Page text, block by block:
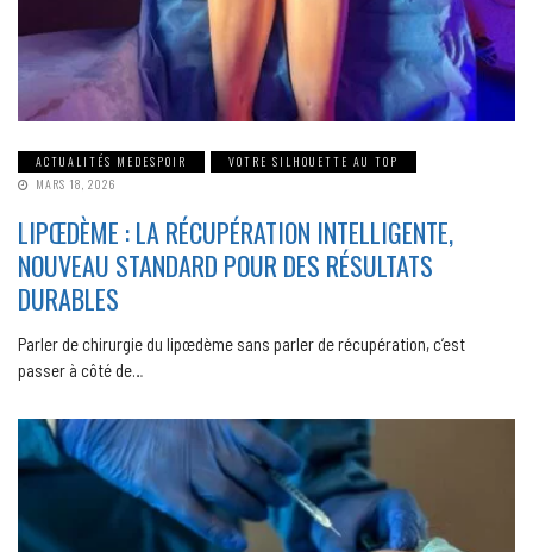
ACTUALITÉS MEDESPOIR
VOTRE SILHOUETTE AU TOP
MARS 18, 2026
LIPŒDÈME : LA RÉCUPÉRATION INTELLIGENTE,
NOUVEAU STANDARD POUR DES RÉSULTATS
DURABLES
Parler de chirurgie du lipœdème sans parler de récupération, c’est
passer à côté de…